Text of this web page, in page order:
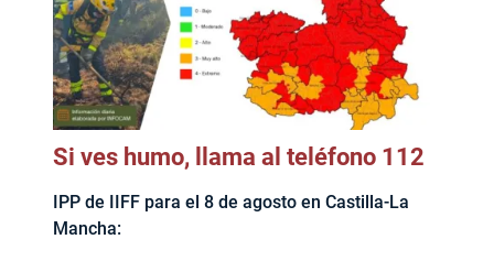
Si ves humo, llama al teléfono 112
IPP de IIFF para el 8 de agosto en Castilla-La
Mancha: